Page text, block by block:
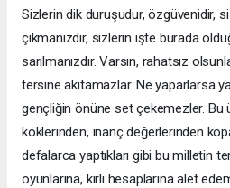
Sizlerin dik duruşudur, özgüvenidir,
çıkmanızdır, sizlerin işte burada
sarılmanızdır. Varsın, rahatsız
tersine akıtamazlar. Ne yaparlarsa
gençliğin önüne set çekemezler. Bu
köklerinden, inanç değerlerinden
defalarca yaptıkları gibi bu milletin
oyunlarına, kirli hesaplarına alet